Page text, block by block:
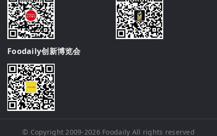
Foodaily创新博览会
© Copyright 2009-2026 Foodaily All rights reserved